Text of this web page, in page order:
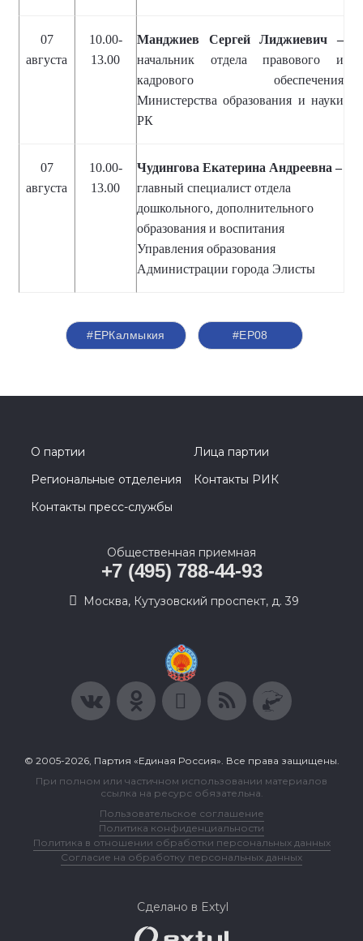
07
августа
10.00-
13.00
Манджиев Сергей Лиджиевич –
начальник отдела правового и
кадрового обеспечения
Министерства образования и науки
РК
07
августа
10.00-
13.00
Чудингова Екатерина Андреевна –
главный специалист отдела
дошкольного, дополнительного
образования и воспитания
Управления образования
Администрации города Элисты
#ЕРКалмыкия #ЕР08
О партии
Лица партии
Региональные отделения
Контакты РИК
Контакты пресс-службы
Общественная приемная
+7 (495) 788-44-93
Москва, Кутузовский проспект, д. 39
© 2005-2026, Партия «Единая Россия». Все права защищены.
При полном или частичном использовании материалов
ссылка на ресурс обязательна.
Пользовательское соглашение
Политика конфиденциальности
Политика в отношении обработки персональных данных
Согласие на обработку персональных данных
Сделано в Extyl